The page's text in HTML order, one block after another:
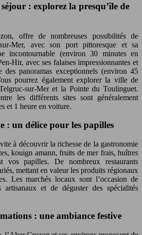
: explorez la presqu’île de
offre de nombreuses possibilités de
sur-Mer, avec son port pittoresque et sa
incontournable (environ 30 minutes en
Hir, avec ses falaises impressionnantes et
panoramas exceptionnels (environ 45
pourrez également explorer la ville de
sur-Mer et la Pointe du Toulinguet.
les différents sites sont généralement
et 1 heure en voiture.
: un délice pour les papilles
à découvrir la richesse de la gastronomie
kouign amann, fruits de mer frais, huîtres
vos papilles. De nombreux restaurants
mettant en valeur les produits régionaux
Les marchés locaux sont l’occasion de
artisanaux et de déguster des spécialités
: une ambiance festive